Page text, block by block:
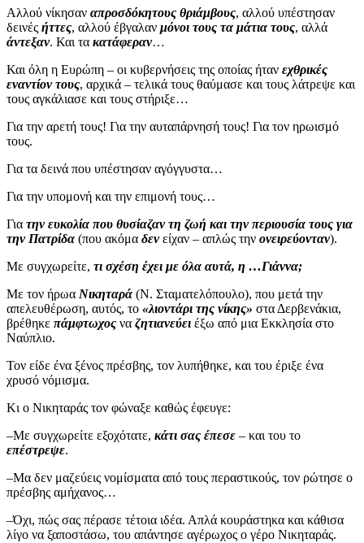
Αλλού νίκησαν απροσδόκητους θριάμβους, αλλού υπέστησαν
δεινές ήττες, αλλού έβγαλαν μόνοι τους τα μάτια τους, αλλά
άντεξαν. Και τα κατάφεραν…
Και όλη η Ευρώπη – οι κυβερνήσεις της οποίας ήταν εχθρικές
εναντίον τους, αρχικά – τελικά τους θαύμασε και τους λάτρεψε και
τους αγκάλιασε και τους στήριξε…
Για την αρετή τους! Για την αυταπάρνησή τους! Για τον ηρωισμό
τους.
Για τα δεινά που υπέστησαν αγόγγυστα…
Για την υπομονή και την επιμονή τους…
Για την ευκολία που θυσίαζαν τη ζωή και την περιουσία τους για
την Πατρίδα (που ακόμα δενείχαν – απλώς την ονειρεύονταν).
Με συγχωρείτε, τι σχέση έχει με όλα αυτά, η …Γιάννα;
Με τον ήρωα Νικηταρά (Ν. Σταματελόπουλο), που μετά την
απελευθέρωση, αυτός, το «λιοντάρι της νίκης» στα Δερβενάκια,
βρέθηκε πάμφτωχος να ζητιανεύει έξω από μια Εκκλησία στο
Ναύπλιο.
Τον είδε ένα ξένος πρέσβης, τον λυπήθηκε, και του έριξε ένα
χρυσό νόμισμα.
Κι ο Νικηταράς τον φώναξε καθώς έφευγε:
–Με συγχωρείτε εξοχότατε, κάτι σας έπεσε – και του το
επέστρεψε.
–Μα δεν μαζεύεις νομίσματα από τους περαστικούς, τον ρώτησε ο
πρέσβης αμήχανος…
–Όχι, πώς σας πέρασε τέτοια ιδέα. Απλά κουράστηκα και κάθισα
λίγο να ξαποστάσω, του απάντησε αγέρωχος ο γέρο Νικηταράς.